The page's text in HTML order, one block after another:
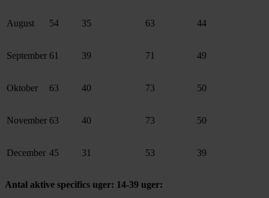
August 54 35 63 44
September 61 39 71 49
Oktober 63 40 73 50
November 63 40 73 50
December 45 31 53 39
Antal aktive specifics uger: 14-39 uger: